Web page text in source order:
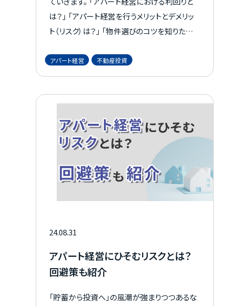
は？」 「アパート経営を行うメリットとデメリッ
ト（リスク）は？」 「物件選びのコツを知りたい」
る利回り、その秘密を解き明かします。 不動産
投資を始めたいと考えている方や、仕組みにご
アパート経営 不動産投資
24.08.31
アパート経営にひそむリスクとは？
回避策も紹介
「貯蓄から投資へ」の風潮が強まりつつあるな